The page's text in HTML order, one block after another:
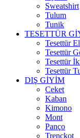
Sweatshirt
Tulum
Tunik
TESETTÜR
Tesettür
Tesettür
Tesettür
Tesettür
DIŞ GİYİM
Ceket
Kaban
Kimono
Mont
Panço
Trençkot